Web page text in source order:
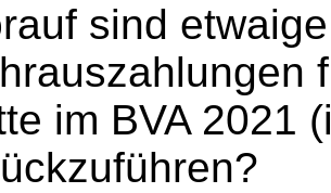
sind
im BVA 2021